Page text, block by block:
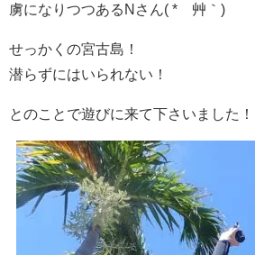
虜になりつつあるNさん( *´艸｀)
せっかくの宮古島！
潜らずにはいられない！
とのことで遊びに来て下さいました！